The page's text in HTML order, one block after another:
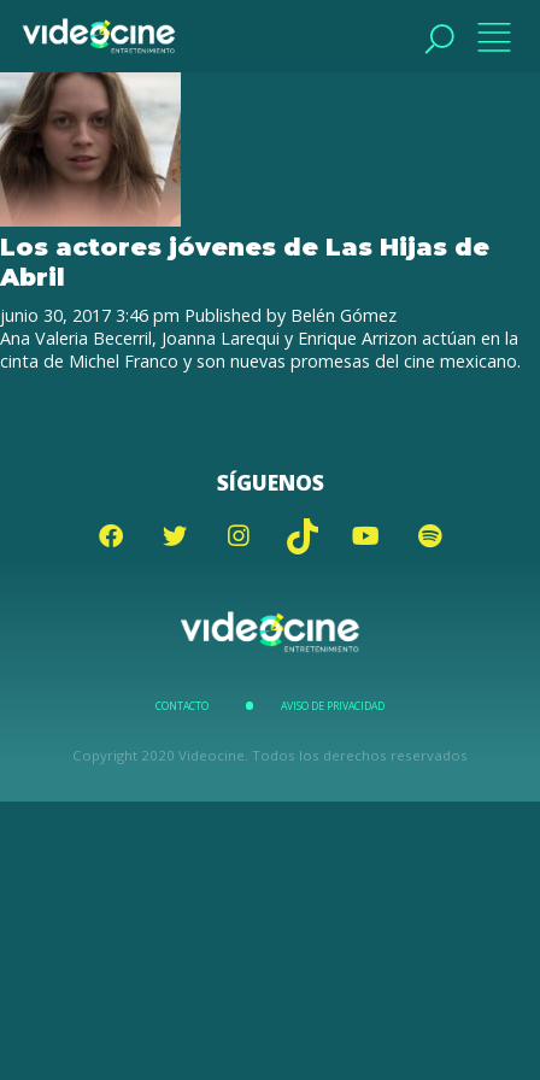
Tag Archive: Enrique Arrizon
Los actores jóvenes de Las Hijas de
Abril
junio 30, 2017 3:46 pm Published by Belén Gómez
Ana Valeria Becerril, Joanna Larequi y Enrique Arrizon actúan en la
cinta de Michel Franco y son nuevas promesas del cine mexicano.
SÍGUENOS
CONTACTO AVISO DE PRIVACIDAD
Copyright 2020 Videocine. Todos los derechos reservados